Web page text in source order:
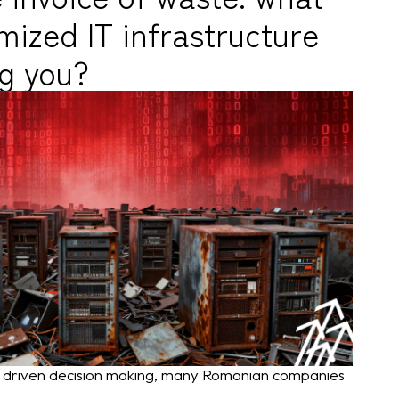
IT infrastructure
you?
decision making, many Romanian companies